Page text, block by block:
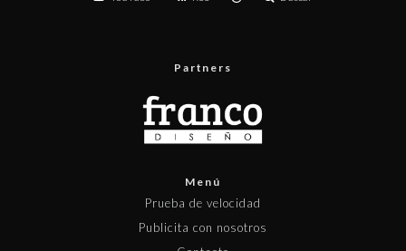
Partners
Menú
Prueba de velocidad
Publicita con nosotros